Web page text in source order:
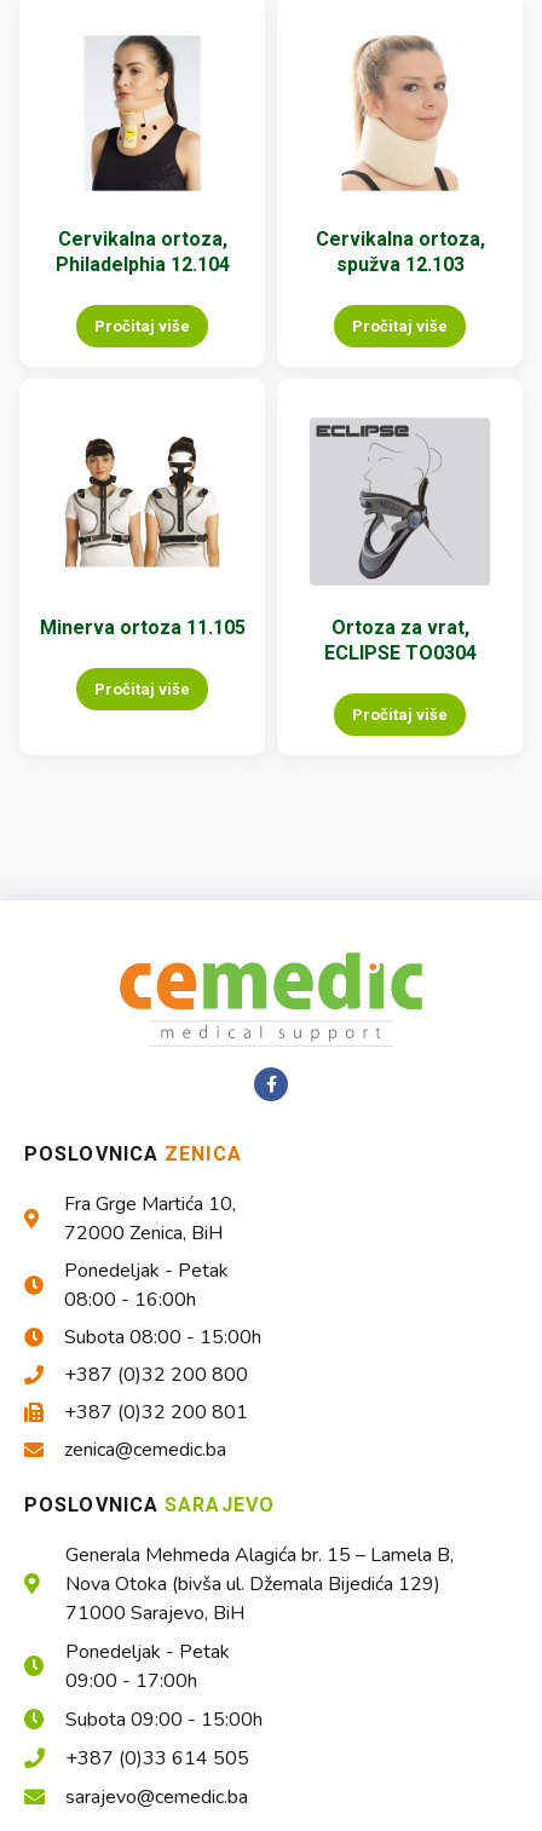
Cervikalna ortoza,
Philadelphia 12.104
Pročitaj više
Cervikalna ortoza,
spužva 12.103
Pročitaj više
Minerva ortoza 11.105
Pročitaj više
Ortoza za vrat,
ECLIPSE TO0304
Pročitaj više
POSLOVNICA ZENICA
Fra Grge Martića 10,
72000 Zenica, BiH
Ponedeljak - Petak
08:00 - 16:00h
Subota 08:00 - 15:00h
+387 (0)32 200 800
+387 (0)32 200 801
zenica@cemedic.ba
POSLOVNICASARAJEVO
Generala Mehmeda Alagića br. 15 – Lamela B,
Nova Otoka (bivša ul. Džemala Bijedića 129)
71000 Sarajevo, BiH
Ponedeljak - Petak
09:00 - 17:00h
Subota 09:00 - 15:00h
+387 (0)33 614 505
sarajevo@cemedic.ba